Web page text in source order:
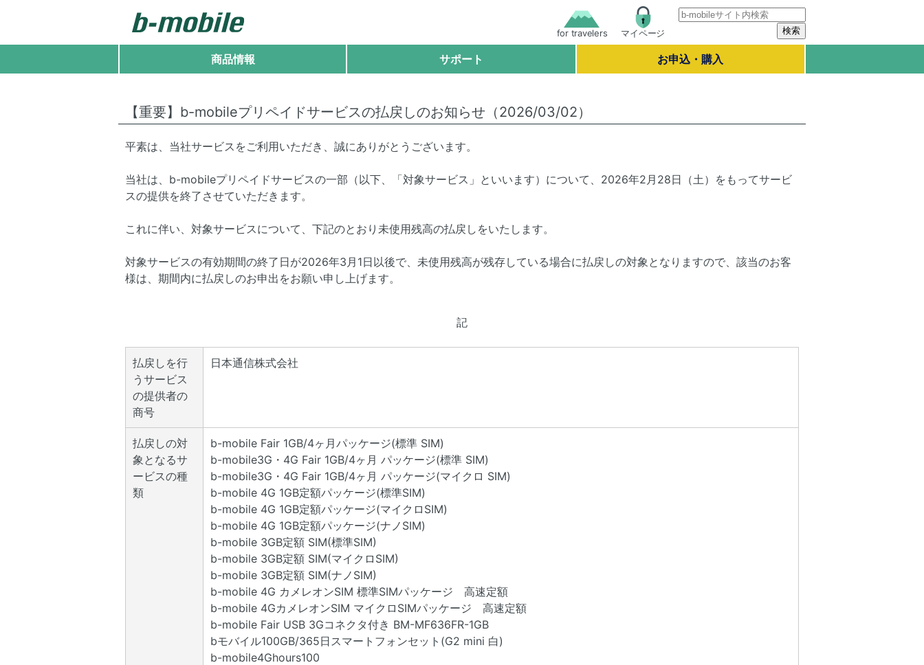
for travelers マイページ
商品情報 サポート お申込・購入
【重要】b-mobileプリペイドサービスの払戻しのお知らせ（2026/03/02）
平素は、当社サービスをご利用いただき、誠にありがとうございます。
当社は、b-mobileプリペイドサービスの一部（以下、「対象サービス」といいます）について、2026年2月28日（土）をもってサービ
スの提供を終了させていただきます。
これに伴い、対象サービスについて、下記のとおり未使用残高の払戻しをいたします。
対象サービスの有効期間の終了日が2026年3月1日以後で、未使用残高が残存している場合に払戻しの対象となりますので、該当のお客
様は、期間内に払戻しのお申出をお願い申し上げます。
記
払戻しを行
うサービス
の提供者の
商号
日本通信株式会社
払戻しの対
象となるサ
ービスの種
類
b-mobile Fair 1GB/4ヶ月パッケージ(標準 SIM)
b-mobile3G・4G Fair 1GB/4ヶ月 パッケージ(標準 SIM)
b-mobile3G・4G Fair 1GB/4ヶ月 パッケージ(マイクロ SIM)
b-mobile 4G 1GB定額パッケージ(標準SIM)
b-mobile 4G 1GB定額パッケージ(マイクロSIM)
b-mobile 4G 1GB定額パッケージ(ナノSIM)
b-mobile 3GB定額 SIM(標準SIM)
b-mobile 3GB定額 SIM(マイクロSIM)
b-mobile 3GB定額 SIM(ナノSIM)
b-mobile 4G カメレオンSIM 標準SIMパッケージ 高速定額
b-mobile 4GカメレオンSIM マイクロSIMパッケージ 高速定額
b-mobile Fair USB 3Gコネクタ付き BM-MF636FR-1GB
bモバイル100GB/365日スマートフォンセット(G2 mini 白)
b-mobile4Ghours100